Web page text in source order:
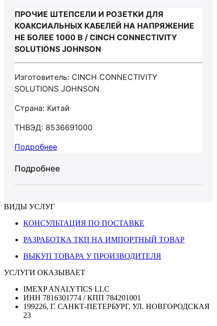
ПРОЧИЕ ШТЕПСЕЛИ И РОЗЕТКИ ДЛЯ
КОАКСИАЛЬНЫХ КАБЕЛЕЙ НА НАПРЯЖЕНИЕ
НЕ БОЛЕЕ 1000 В / CINCH CONNECTIVITY
SOLUTIONS JOHNSON
Изготовитель: CINCH CONNECTIVITY
SOLUTIONS JOHNSON
Страна: Китай
ТНВЭД: 8536691000
Подробнее
Подробнее
ВИДЫ УСЛУГ
КОНСУЛЬТАЦИЯ ПО ПОСТАВКЕ
РАЗРАБОТКА ТКП НА ИМПОРТНЫЙ ТОВАР
ВЫКУП ТОВАРА У ПРОИЗВОДИТЕЛЯ
УСЛУГИ ОКАЗЫВАЕТ
IMEXP ANALYTICS LLC
ИНН 7816301774 / КПП 784201001
199226, Г. САНКТ-ПЕТЕРБУРГ, УЛ. НОВГОРОДСКАЯ
23